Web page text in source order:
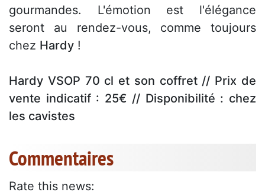
gourmandes. L'émotion est l'élégance
seront au rendez-vous, comme toujours
chez Hardy !
Hardy VSOP 70 cl et son coffret // Prix de
vente indicatif : 25€ // Disponibilité : chez
les cavistes
Commentaires
Rate this news: